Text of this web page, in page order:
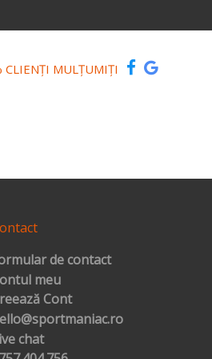
CLIENȚI MULȚUMIȚI
de contact
meu
Cont
chat